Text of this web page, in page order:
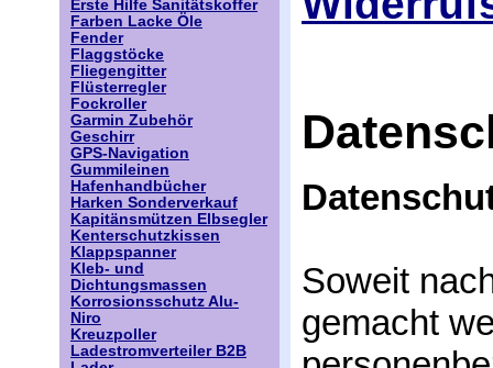
Erste Hilfe Sanitätskoffer
Farben Lacke Öle
Fender
Flaggstöcke
Fliegengitter
Flüsterregler
Fockroller
Garmin Zubehör
Geschirr
GPS-Navigation
Gummileinen
Hafenhandbücher
Harken Sonderverkauf
Kapitänsmützen Elbsegler
Kenterschutzkissen
Klappspanner
Kleb- und
Dichtungsmassen
Korrosionsschutz Alu-
Niro
Kreuzpoller
Ladestromverteiler B2B
Soweit
gemacht